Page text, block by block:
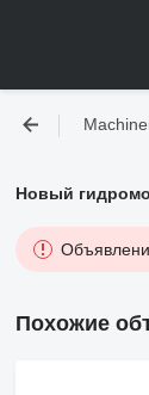
Новый
Похожие